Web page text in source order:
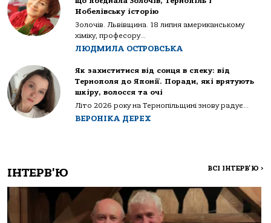
Нобелівську історію
Золочів. Львівщина. 18 липня американському
хіміку, професору...
ЛЮДМИЛА ОСТРОВСЬКА
Як захиститися від сонця в спеку: від
Тернополя до Японії. Поради, які врятують
шкіру, волосся та очі
Літо 2026 року на Тернопільщині знову радує...
ВЕРОНІКА ДЕРЕХ
ІНТЕРВ'Ю ВСІ ІНТЕРВ'Ю >